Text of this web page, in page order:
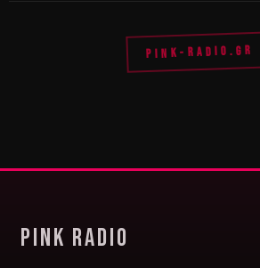
PINK-RADIO.GR
Pink Radio